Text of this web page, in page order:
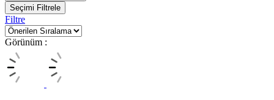
Seçimi Filtrele
Filtre
Görünüm :